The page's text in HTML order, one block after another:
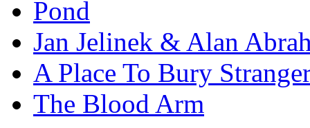
Pond
Jan Jelinek & Alan
A Place To Bury
The Blood Arm